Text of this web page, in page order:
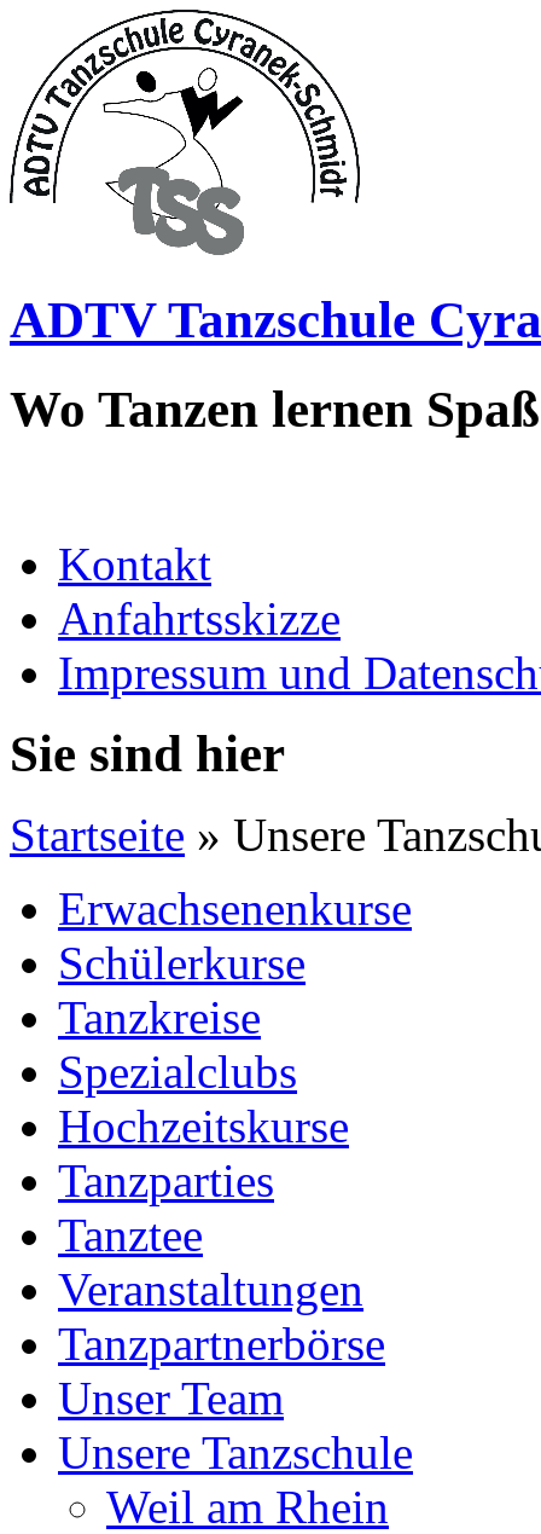
ADTV Tanzschule
Wo Tanzen lernen
Kontakt
Anfahrtsskizze
Impressum und
Sie sind hier
Startseite » Unsere
Erwachsenenkurse
Schülerkurse
Tanzkreise
Spezialclubs
Hochzeitskurse
Tanzparties
Tanztee
Veranstaltungen
Tanzpartnerbörse
Unser Team
Unsere Tanzschule
Weil am Rhein